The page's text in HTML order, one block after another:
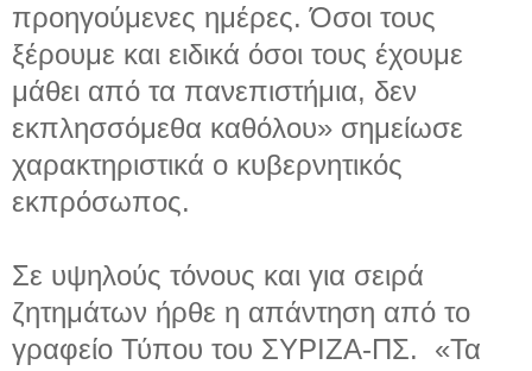
προηγούμενες ημέρες. Όσοι τους
ξέρουμε και ειδικά όσοι τους έχουμε
μάθει από τα πανεπιστήμια, δεν
εκπλησσόμεθα καθόλου» σημείωσε
χαρακτηριστικά ο κυβερνητικός
εκπρόσωπος.
Σε υψηλούς τόνους και για σειρά
ζητημάτων ήρθε η απάντηση από το
γραφείο Τύπου του ΣΥΡΙΖΑ-ΠΣ. «Τα